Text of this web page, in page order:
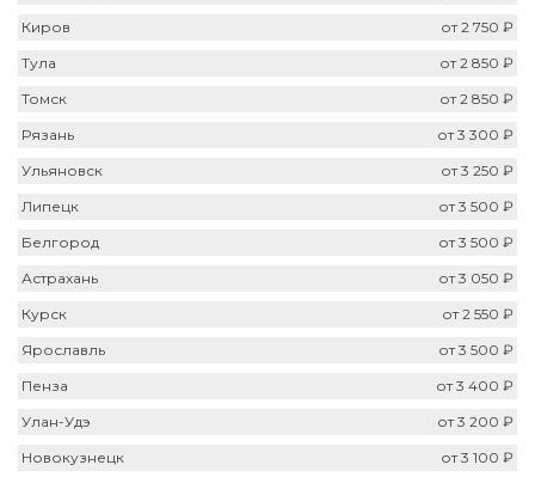
Киров
от 2 750 ₽
Тула
от 2 850 ₽
Томск
от 2 850 ₽
Рязань
от 3 300 ₽
Ульяновск
от 3 250 ₽
Липецк
от 3 500 ₽
Белгород
от 3 500 ₽
Астрахань
от 3 050 ₽
Курск
от 2 550 ₽
Ярославль
от 3 500 ₽
Пенза
от 3 400 ₽
Улан-Удэ
от 3 200 ₽
Новокузнецк
от 3 100 ₽